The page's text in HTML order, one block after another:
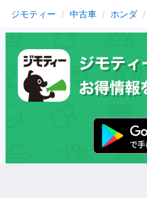
ジモティー 中古車 ホンダ